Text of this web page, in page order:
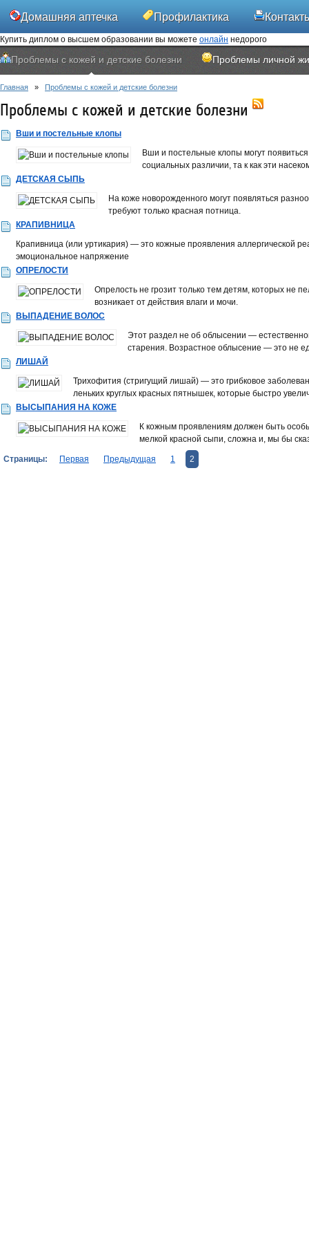
Домашняя аптечка Профилактика
Купить диплом о высшем образовании вы можете онлайн недорого
Проблемы с кожей и детские болезни Проблемы личной
Главная » Проблемы с кожей и детские болезни
Проблемы с кожей и детские болезни
Вши и постельные клопы
Вши и постельные клопы могут
социальных разли­чии, та к как эти
ДЕТСКАЯ СЫПЬ
На коже новорожденного могут появ­ляться
требуют только красная потница.
КРАПИВНИЦА
Крапивница (или уртикария) — это кожные проявления аллергической
эмоциональное напряжение
ОПРЕЛОСТИ
Опрелость не грозит только тем де­тям, которых не
воз­никает от действия влаги и мочи.
ВЫПАДЕНИЕ ВОЛОС
Этот раздел не об облысении —
старения. Возрастное облысение — это не
ЛИШАЙ
Трихофития (стригущий лишай) — это грибковое
леньких круглых красных пятнышек, которые быстро
ВЫСЫПАНИЯ НА КОЖЕ
К кожным проявлениям должен быть
мелкой красной сыпи, сложна и, мы бы
Страницы: Первая Предыдущая 1 2